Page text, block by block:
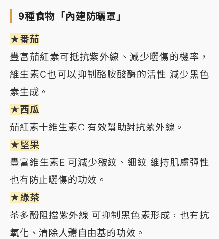
9種食物「內建防曬罩」
★番茄
豐富茄紅素可抵抗紫外線、減少曬傷的機率，
維生素C也可以抑制酪胺酸酶的活性 減少黑色
素生成。
★西瓜
茄紅素十維生素C 有效幫助對抗紫外線。
★堅果
豐富維生素E 可減少皺紋、細紋 維持肌膚彈性
也有防止曬傷的功效。
★綠茶
茶多酚阻擋紫外線 可抑制黑色素形成，也有抗
氧化、清除人體自由基的功效。